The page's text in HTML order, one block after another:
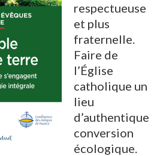
respectueuse
et plus
fraternelle.
Faire de
l’Église
catholique un
lieu
d’authentique
conversion
écologique.